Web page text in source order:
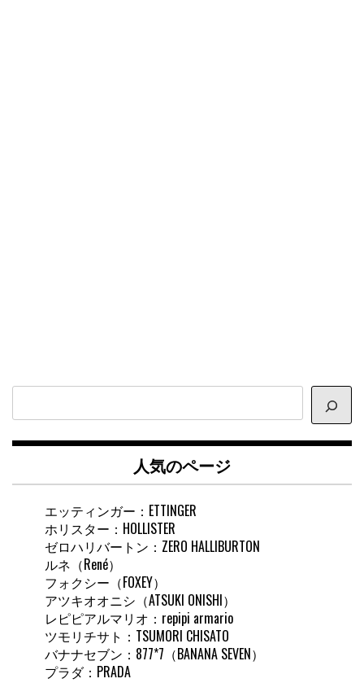
サ
内
索
人気のページ
エッティンガー：ETTINGER
ホリスター：HOLLISTER
ゼロハリバートン：ZERO HALLIBURTON
ルネ（René）
フォクシー（FOXEY）
アツキオオニシ（ATSUKI ONISHI）
レピピアルマリオ：repipi armario
ツモリチサト：TSUMORI CHISATO
バナナセブン：877*7（BANANA SEVEN）
プラダ：PRADA